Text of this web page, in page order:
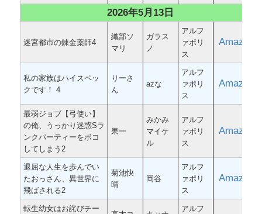
2026年5月13日
迷宮都市の錬金薬師4
織部ソ
マリ
ガラス
ノ
アルフ
ァポリ
ス
Amazon
私の家族はハイスペッ
クです！ 4
りーさ
ん
azな
アルフ
ァポリ
ス
Amazon
最弱ジョブ【弓使い】
の俺、うっかり迷惑Sラ
ンクパーティーをボコ
してしまう2
果一
みかみ
マイケ
ル
アルフ
ァポリ
ス
Amazon
退屈な人生を歩んでい
たおっさん、異世界に
飛ばされる2
菊池快
晴
岡谷
アルフ
ァポリ
ス
Amazon
転生幼女はお詫びチー
アルフ